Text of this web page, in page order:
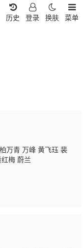
菜单
换肤
登录
历史
万青 万峰 黄飞珏 裴
梅 蔚兰